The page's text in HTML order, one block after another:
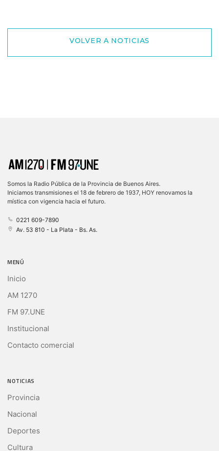
VOLVER A NOTICIAS
Somos la Radio Pública de la Provincia de Buenos Aires.
Iniciamos transmisiones el 18 de febrero de 1937, HOY renovamos la
mística con vigencia hacia el futuro.
0221 609-7890
Av. 53 810 - La Plata - Bs. As.
MENÚ
Inicio
AM 1270
FM 97.UNE
Institucional
Contacto comercial
NOTICIAS
Provincia
Nacional
Deportes
Cultura